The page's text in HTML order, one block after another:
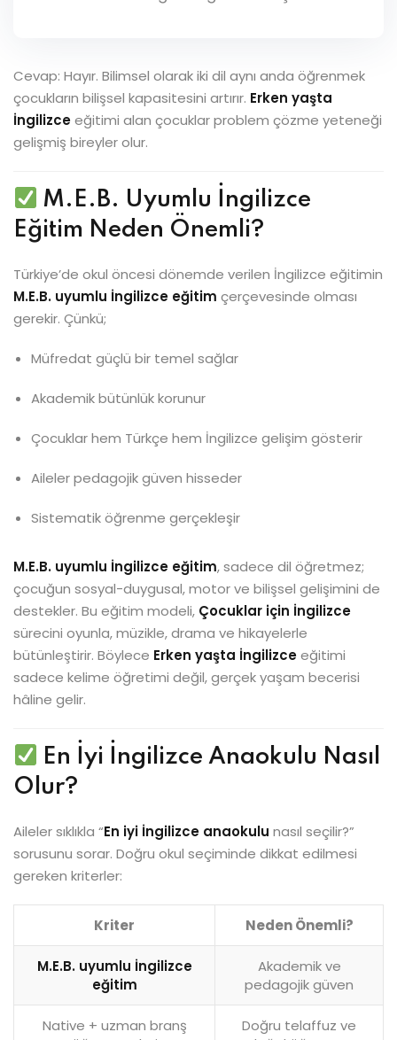
Cevap: Hayır. Bilimsel olarak iki dil aynı anda öğrenmek
çocukların bilişsel kapasitesini artırır. Erken yaşta
İngilizceeğitimi alan çocuklar problem çözme yeteneği
gelişmiş bireyler olur.
M.E.B. Uyumlu İngilizce
Eğitim Neden Önemli?
Türkiye’de okul öncesi dönemde verilen İngilizce eğitimin
M.E.B. uyumlu İngilizce eğitim çerçevesinde olması
gerekir. Çünkü;
Müfredat güçlü bir temel sağlar
Akademik bütünlük korunur
Çocuklar hem Türkçe hem İngilizce gelişim gösterir
Aileler pedagojik güven hisseder
Sistematik öğrenme gerçekleşir
M.E.B. uyumlu İngilizce eğitim, sadece dil öğretmez;
çocuğun sosyal-duygusal, motor ve bilişsel gelişimini de
destekler. Bu eğitim modeli, Çocuklar için İngilizce
sürecini oyunla, müzikle, drama ve hikayelerle
bütünleştirir. Böylece Erken yaşta İngilizceeğitimi
sadece kelime öğretimi değil, gerçek yaşam becerisi
hâline gelir.
En İyi İngilizce Anaokulu Nasıl
Olur?
Aileler sıklıkla “En iyi İngilizce anaokulu nasıl seçilir?”
sorusunu sorar. Doğru okul seçiminde dikkat edilmesi
gereken kriterler:
Kriter Neden Önemli?
M.E.B. uyumlu İngilizce
eğitim
Akademik ve
pedagojik güven
Native + uzman branş
Doğru telaffuz ve